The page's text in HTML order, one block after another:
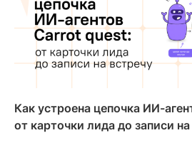
Как устроена цепочка ИИ-
от карточки лида до записи